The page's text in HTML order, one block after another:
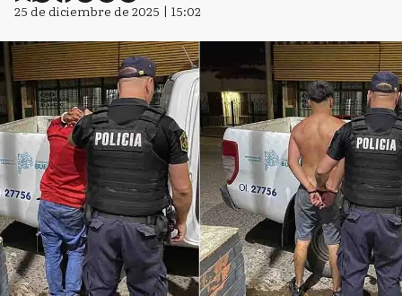
25 de diciembre de 2025 | 15:02